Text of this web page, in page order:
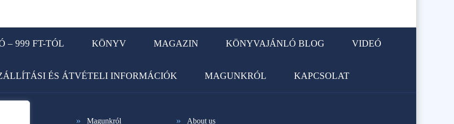
– 999 FT-TÓL KÖNYV MAGAZIN KÖNYVAJÁNLÓ BLOG VIDEÓ
ÉS ÁTVÉTELI INFORMÁCIÓK MAGUNKRÓL KAPCSOLAT
Magunkról About us